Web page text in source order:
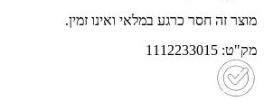
מוצר זה חסר כרגע במלאי ואינו זמין.
מק"ט: 1112233015